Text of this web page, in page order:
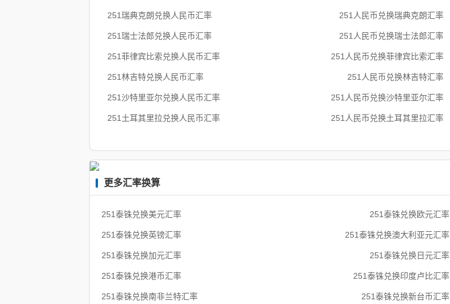
251瑞典克朗兑换人民币汇率 251人民币兑换瑞典克朗汇率
251瑞士法郎兑换人民币汇率 251人民币兑换瑞士法郎汇率
251菲律宾比索兑换人民币汇率 251人民币兑换菲律宾比索汇率
251林吉特兑换人民币汇率 251人民币兑换林吉特汇率
251沙特里亚尔兑换人民币汇率 251人民币兑换沙特里亚尔汇率
251土耳其里拉兑换人民币汇率 251人民币兑换土耳其里拉汇率
更多汇率换算
251泰铢兑换美元汇率 251泰铢兑换欧元汇率
251泰铢兑换英镑汇率 251泰铢兑换澳大利亚元汇率
251泰铢兑换加元汇率 251泰铢兑换日元汇率
251泰铢兑换港币汇率 251泰铢兑换印度卢比汇率
251泰铢兑换南非兰特汇率 251泰铢兑换新台币汇率